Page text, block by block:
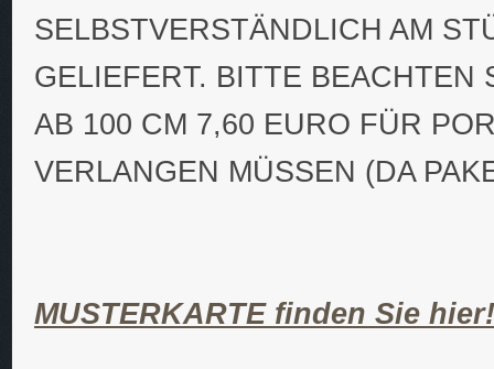
SELBSTVERSTÄNDLICH AM
GELIEFERT. BITTE BEACHTEN
AB 100 CM 7,60 EURO FÜR
VERLANGEN MÜSSEN (DA
MUSTERKARTE finden Sie hier!